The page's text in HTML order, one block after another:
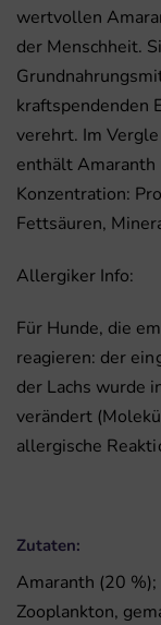
wertvollen
der Menschheit.
kraftspendenden
verehrt. Im
enthält
Konzentration:
Fettsäuren,
Allergiker Info:
Für Hunde, die
reagieren: der
der Lachs wurde
verändert
allergische
Zutaten:
Amaranth (20
Zooplankton,